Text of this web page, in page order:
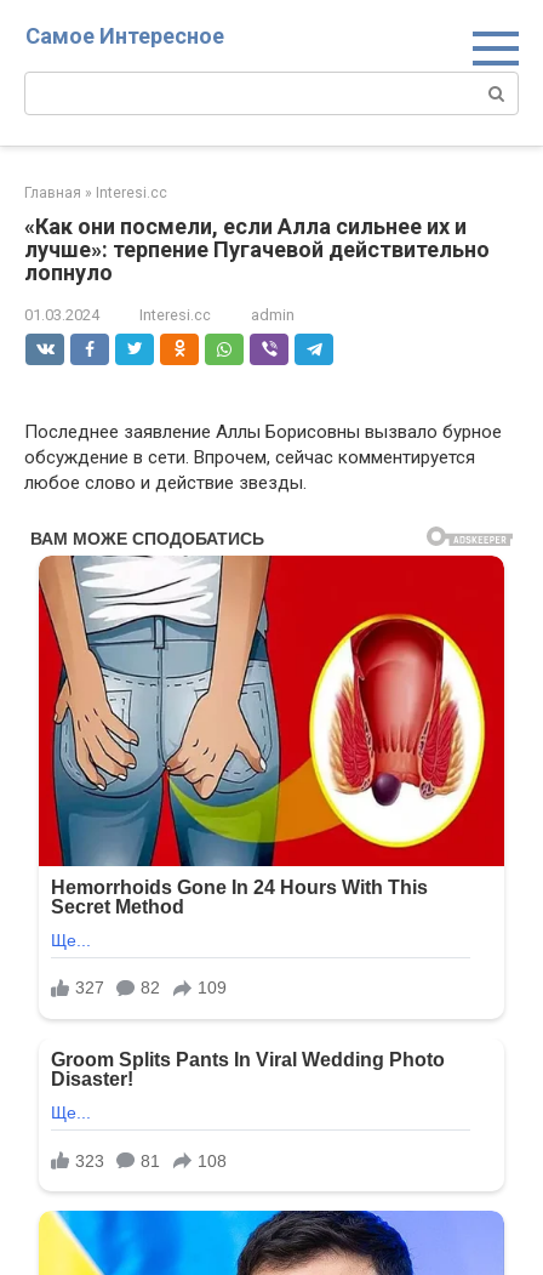
Самое Интересное
Поиск:
Главная » Interesi.cc
«Как они посмели, если Алла сильнее их и
лучше»: терпение Пугачевой действительно
лопнуло
01.03.2024 Interesi.cc admin
Последнее заявление Аллы Борисовны вызвало бурное
обсуждение в сети. Впрочем, сейчас комментируется
любое слово и действие звезды.